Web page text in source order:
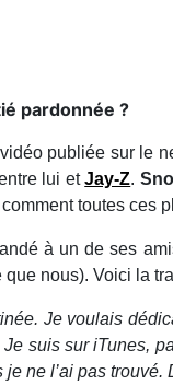
pardonnée ?
publiée sur le
lui etJay-Z.
toutes ces
à un de ses
que nous). Voici la
Je voulais
Je suis sur iTunes,
ne l’ai pas trouvé.